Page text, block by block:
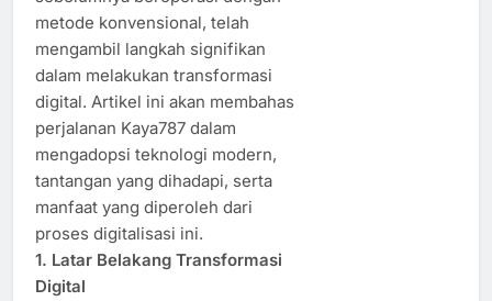
metode konvensional, telah
mengambil langkah signifikan
dalam melakukan transformasi
digital. Artikel ini akan membahas
perjalanan Kaya787 dalam
mengadopsi teknologi modern,
tantangan yang dihadapi, serta
manfaat yang diperoleh dari
proses digitalisasi ini.
1. Latar Belakang Transformasi
Digital